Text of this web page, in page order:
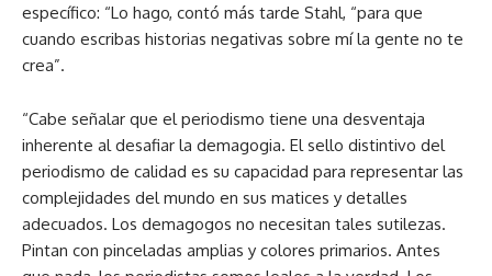
específico: “Lo hago, contó más tarde Stahl, “para que
cuando escribas historias negativas sobre mí la gente no te
crea”.
“Cabe señalar que el periodismo tiene una desventaja
inherente al desafiar la demagogia. El sello distintivo del
periodismo de calidad es su capacidad para representar las
complejidades del mundo en sus matices y detalles
adecuados. Los demagogos no necesitan tales sutilezas.
Pintan con pinceladas amplias y colores primarios. Antes